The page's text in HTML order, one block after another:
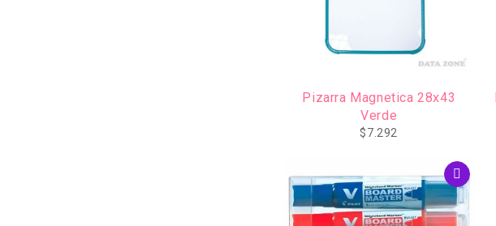
Pizarra Magnetica 28x43
Verde
$7.292